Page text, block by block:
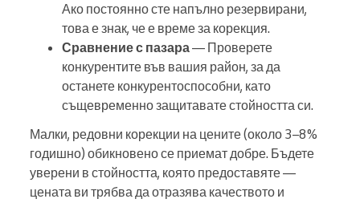
Ако постоянно сте напълно резервирани,
това е знак, че е време за корекция.
Сравнение с пазара— Проверете
конкурентите във вашия район, за да
останете конкурентоспособни, като
същевременно защитавате стойността си.
Малки, редовни корекции на цените (около 3–8%
годишно) обикновено се приемат добре. Бъдете
уверени в стойността, която предоставяте —
цената ви трябва да отразява качеството и